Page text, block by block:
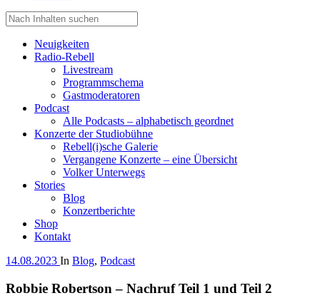
Neuigkeiten
Radio-Rebell
Livestream
Programmschema
Gastmoderatoren
Podcast
Alle Podcasts – alphabetisch geordnet
Konzerte der Studiobühne
Rebell(i)sche Galerie
Vergangene Konzerte – eine Übersicht
Volker Unterwegs
Stories
Blog
Konzertberichte
Shop
Kontakt
14.08.2023 In Blog, Podcast
Robbie Robertson – Nachruf Teil 1 und Teil 2